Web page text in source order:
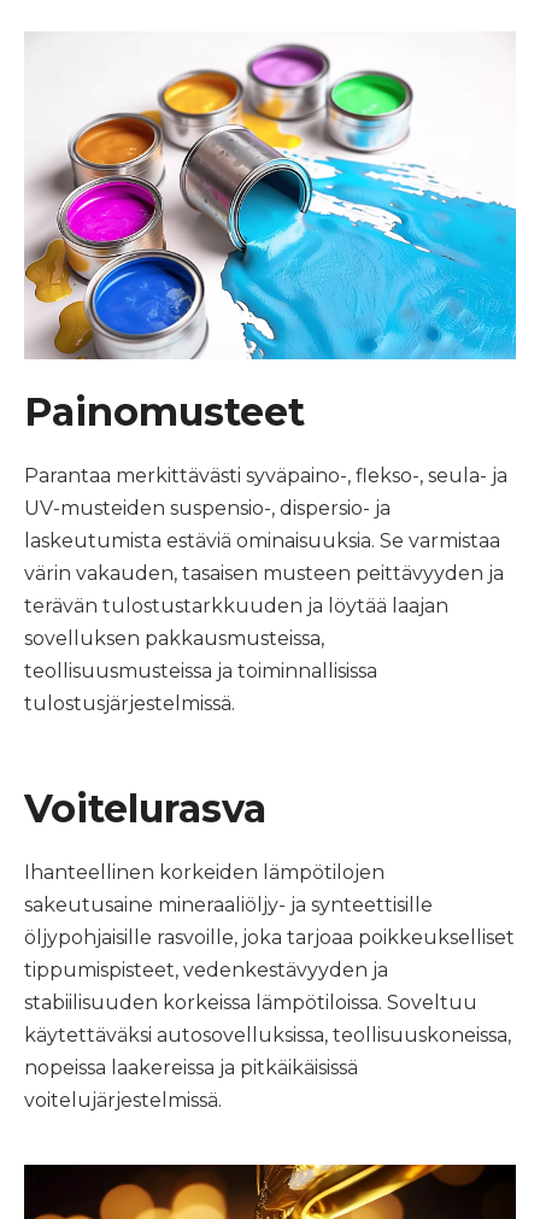
Painomusteet
Parantaa merkittävästi syväpaino-, flekso-, seula- ja
UV-musteiden suspensio-, dispersio- ja
laskeutumista estäviä ominaisuuksia. Se varmistaa
värin vakauden, tasaisen musteen peittävyyden ja
terävän tulostustarkkuuden ja löytää laajan
sovelluksen pakkausmusteissa,
teollisuusmusteissa ja toiminnallisissa
tulostusjärjestelmissä.
Voitelurasva
Ihanteellinen korkeiden lämpötilojen
sakeutusaine mineraaliöljy- ja synteettisille
öljypohjaisille rasvoille, joka tarjoaa poikkeukselliset
tippumispisteet, vedenkestävyyden ja
stabiilisuuden korkeissa lämpötiloissa. Soveltuu
käytettäväksi autosovelluksissa, teollisuuskoneissa,
nopeissa laakereissa ja pitkäikäisissä
voitelujärjestelmissä.